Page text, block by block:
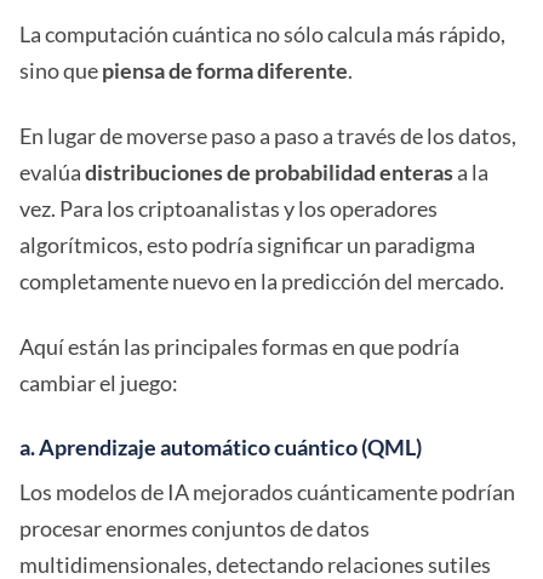
La computación cuántica no sólo calcula más rápido,
sino quepiensa de forma diferente.
En lugar de moverse paso a paso a través de los datos,
evalúadistribuciones de probabilidad enterasa la
vez. Para los criptoanalistas y los operadores
algorítmicos, esto podría significar un paradigma
completamente nuevo en la predicción del mercado.
Aquí están las principales formas en que podría
cambiar el juego:
a. Aprendizaje automático cuántico (QML)
Los modelos de IA mejorados cuánticamente podrían
procesar enormes conjuntos de datos
multidimensionales, detectando relaciones sutiles